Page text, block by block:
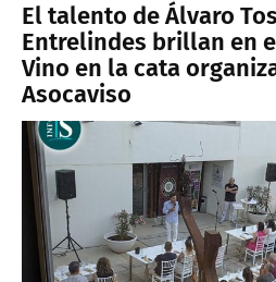
El talento de Álvaro
Entrelindes brillan en
Vino en la cata
Asocaviso